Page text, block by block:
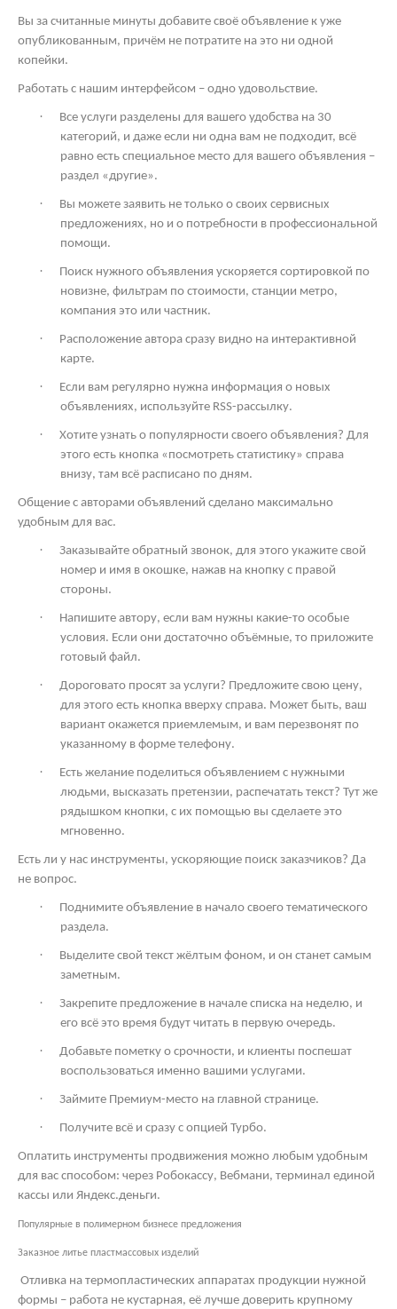
Вы за считанные минуты добавите своё объявление к уже
опубликованным, причём не потратите на это ни одной
копейки.
Работать с нашим интерфейсом – одно удовольствие.
·
Все услуги разделены для вашего удобства на 30
категорий, и даже если ни одна вам не подходит, всё
равно есть специальное место для вашего объявления –
раздел «другие».
·
Вы можете заявить не только о своих сервисных
предложениях, но и о потребности в профессиональной
помощи.
·
Поиск нужного объявления ускоряется сортировкой по
новизне, фильтрам по стоимости, станции метро,
компания это или частник.
·
Расположение автора сразу видно на интерактивной
карте.
·
Если вам регулярно нужна информация о новых
объявлениях, используйте RSS-рассылку.
·
Хотите узнать о популярности своего объявления? Для
этого есть кнопка «посмотреть статистику» справа
внизу, там всё расписано по дням.
Общение с авторами объявлений сделано максимально
удобным для вас.
·
Заказывайте обратный звонок, для этого укажите свой
номер и имя в окошке, нажав на кнопку с правой
стороны.
·
Напишите автору, если вам нужны какие-то особые
условия. Если они достаточно объёмные, то приложите
готовый файл.
·
Дороговато просят за услуги? Предложите свою цену,
для этого есть кнопка вверху справа. Может быть, ваш
вариант окажется приемлемым, и вам перезвонят по
указанному в форме телефону.
·
Есть желание поделиться объявлением с нужными
людьми, высказать претензии, распечатать текст? Тут же
рядышком кнопки, с их помощью вы сделаете это
мгновенно.
Есть ли у нас инструменты, ускоряющие поиск заказчиков? Да
не вопрос.
·
Поднимите объявление в начало своего тематического
раздела.
·
Выделите свой текст жёлтым фоном, и он станет самым
заметным.
·
Закрепите предложение в начале списка на неделю, и
его всё это время будут читать в первую очередь.
·
Добавьте пометку о срочности, и клиенты поспешат
воспользоваться именно вашими услугами.
· Займите Премиум-место на главной странице.
· Получите всё и сразу с опцией Турбо.
Оплатить инструменты продвижения можно любым удобным
для вас способом: через Робокассу, Вебмани, терминал единой
кассы или Яндекс.деньги.
Популярные в полимерном бизнесе предложения
Заказное литье пластмассовых изделий
Отливка на термопластических аппаратах продукции нужной
формы – работа не кустарная, её лучше доверить крупному